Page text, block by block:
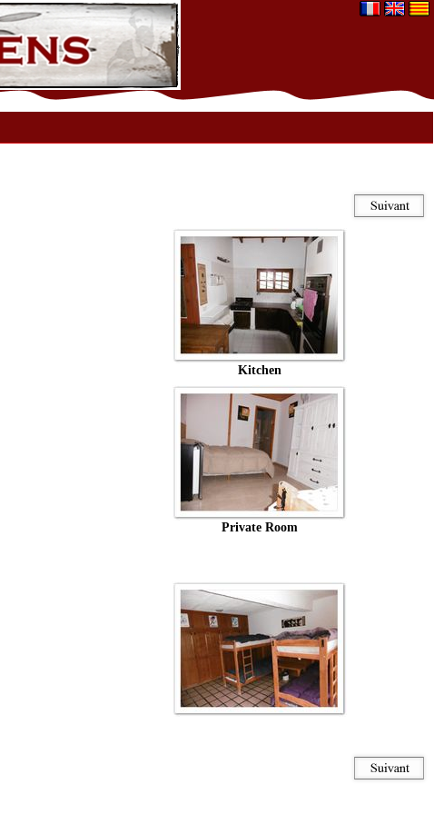
Kitchen
Private Room